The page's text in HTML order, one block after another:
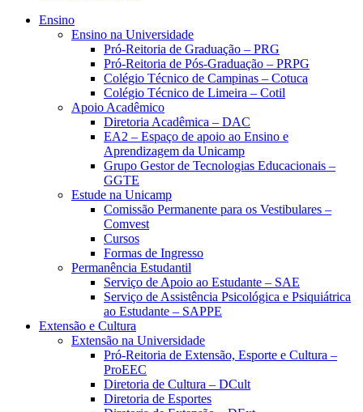
Ensino
Ensino na Universidade
Pró-Reitoria de Graduação – PRG
Pró-Reitoria de Pós-Graduação – PRPG
Colégio Técnico de Campinas – Cotuca
Colégio Técnico de Limeira – Cotil
Apoio Acadêmico
Diretoria Acadêmica – DAC
EA2 – Espaço de apoio ao Ensino e
Aprendizagem da Unicamp
Grupo Gestor de Tecnologias Educacionais –
GGTE
Estude na Unicamp
Comissão Permanente para os Vestibulares –
Comvest
Cursos
Formas de Ingresso
Permanência Estudantil
Serviço de Apoio ao Estudante – SAE
Serviço de Assistência Psicológica e Psiquiátrica
ao Estudante – SAPPE
Extensão e Cultura
Extensão na Universidade
Pró-Reitoria de Extensão, Esporte e Cultura –
ProEEC
Diretoria de Cultura – DCult
Diretoria de Esportes